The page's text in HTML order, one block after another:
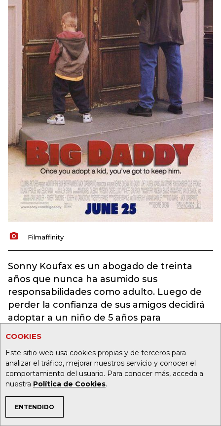
COOKIES
Este sitio web usa cookies propias y de terceros para
analizar el tráfico, mejorar nuestros servicio y conocer el
comportamiento del usuario. Para conocer más, acceda a
nuestra Política de Cookies.
ENTENDIDO
TEMAS DE INTERÉS
Filmaffinity
Sonny Koufax es un abogado de treinta
años que nunca ha asumido sus
responsabilidades como adulto. Luego de
perder la confianza de sus amigos decidirá
adoptar a un niño de 5 años para
Channel.
Guerra de papás 2